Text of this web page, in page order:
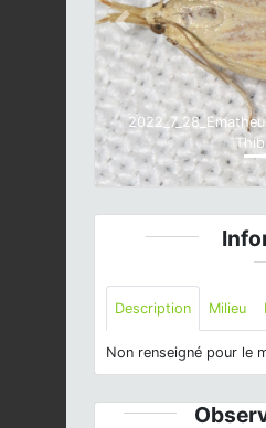
Previous
Description Milieu
Non renseigné pour le